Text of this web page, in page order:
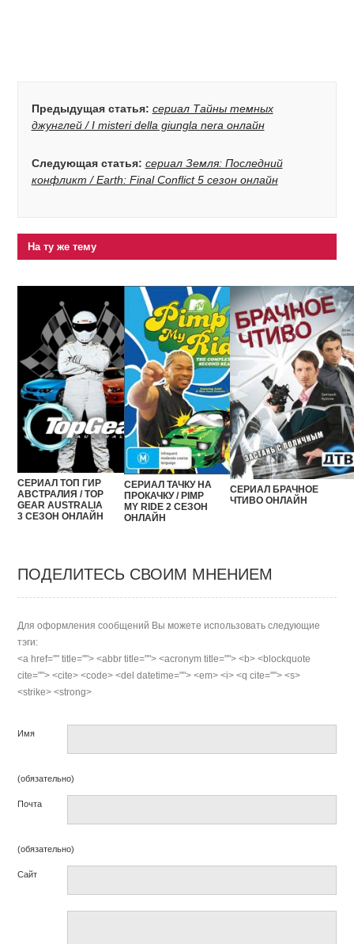
Предыдущая статья: сериал Тайны темных
джунглей / I misteri della giungla nera онлайн
Следующая статья: сериал Земля: Последний
конфликт / Earth: Final Conflict 5 сезон онлайн
На ту же тему
СЕРИАЛ ТОП ГИР
АВСТРАЛИЯ / TOP
GEAR AUSTRALIA
3 СЕЗОН ОНЛАЙН
СЕРИАЛ ТАЧКУ НА
ПРОКАЧКУ / PIMP
MY RIDE 2 СЕЗОН
ОНЛАЙН
СЕРИАЛ БРАЧНОЕ
ЧТИВО ОНЛАЙН
ПОДЕЛИТЕСЬ СВОИМ МНЕНИЕМ
Для оформления сообщений Вы можете использовать следующие
тэги:
<a href="" title=""> <abbr title=""> <acronym title=""> <b> <blockquote
cite=""> <cite> <code> <del datetime=""> <em> <i> <q cite=""> <s>
<strike> <strong>
Имя
(обязательно)
Почта
(обязательно)
Сайт